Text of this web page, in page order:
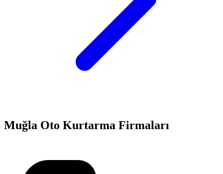
Muğla Oto Kurtarma Firmaları